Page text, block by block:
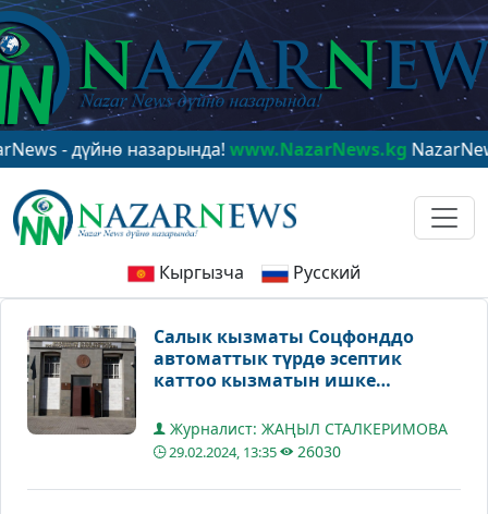
дүйнө назарында!www.NazarNews.kgNazarNews - в
Кыргызча Русский
Салык кызматы Соцфонддо
автоматтык түрдө эсептик
каттоо кызматын ишке
Журналист: ЖАҢЫЛ СТАЛКЕРИМОВА
29.02.2024, 13:35 26030